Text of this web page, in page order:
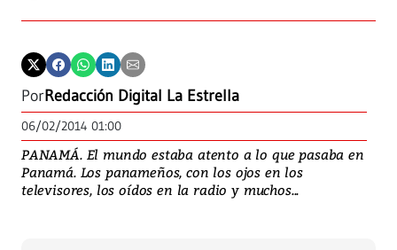
PorRedacción Digital La Estrella
06/02/2014 01:00
PANAMÁ. El mundo estaba atento a lo que pasaba en
Panamá. Los panameños, con los ojos en los
televisores, los oídos en la radio y muchos...